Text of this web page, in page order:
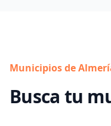
Municipios de
Busca tu